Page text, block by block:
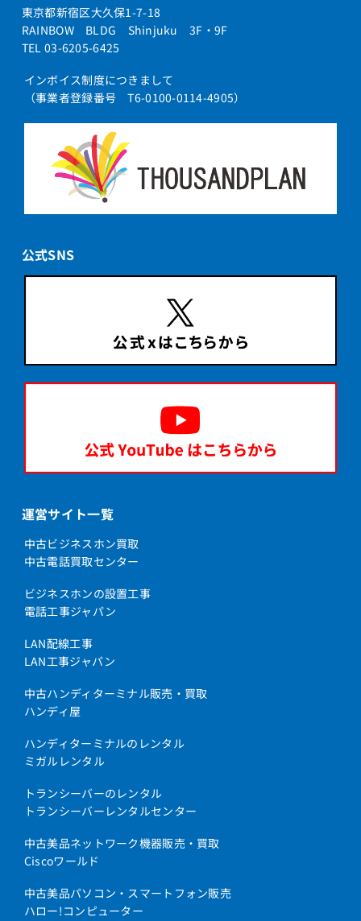
東京都新宿区大久保1-7-18
RAINBOW BLDG Shinjuku 3F・9F
TEL 03-6205-6425
インボイス制度につきまして
（事業者登録番号 T6-0100-0114-4905）
公式SNS
運営サイト一覧
中古ビジネスホン買取
中古電話買取センター
ビジネスホンの設置工事
電話工事ジャパン
LAN配線工事
LAN工事ジャパン
中古ハンディターミナル販売・買取
ハンディ屋
ハンディターミナルのレンタル
ミガルレンタル
トランシーバーのレンタル
トランシーバーレンタルセンター
中古美品ネットワーク機器販売・買取
Ciscoワールド
中古美品パソコン・スマートフォン販売
ハロー!コンピューター